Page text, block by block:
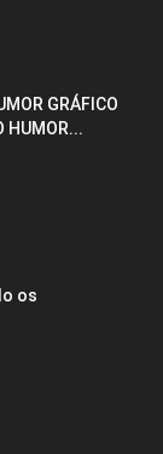
GRÁFICO
HUMOR...
os